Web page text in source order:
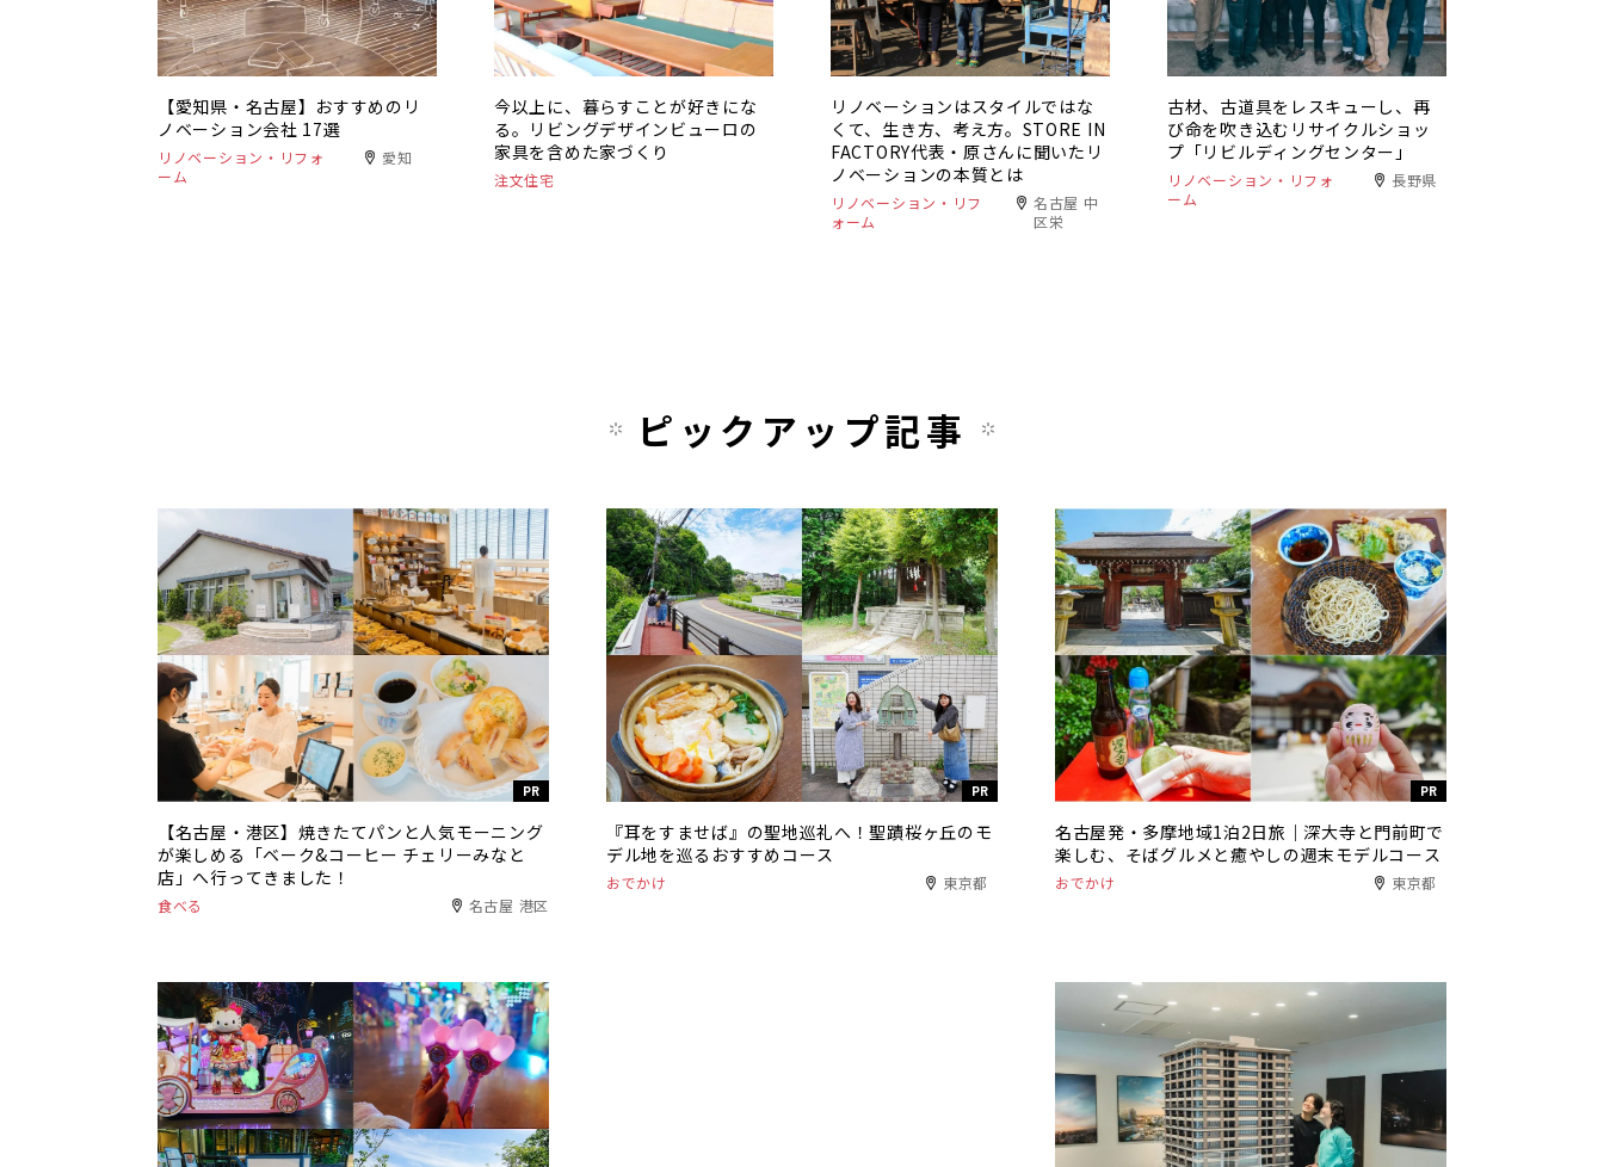
【愛知県・名古屋】おすすめのリ
ノベーション会社 17選
リノベーション・リフォ
ーム
愛知
今以上に、暮らすことが好きにな
る。リビングデザインビューロの
家具を含めた家づくり
注文住宅
リノベーションはスタイルではな
くて、生き方、考え方。STORE IN
FACTORY代表・原さんに聞いたリ
ノベーションの本質とは
リノベーション・リフ
ォーム
名古屋 中
区栄
古材、古道具をレスキューし、再
び命を吹き込むリサイクルショッ
プ「リビルディングセンター」
リノベーション・リフォ
ーム
長野県
ピックアップ記事
PR
【名古屋・港区】焼きたてパンと人気モーニング
が楽しめる「ベーク&コーヒー チェリーみなと
店」へ行ってきました！
食べる 名古屋 港区
PR
『耳をすませば』の聖地巡礼へ！聖蹟桜ヶ丘のモ
デル地を巡るおすすめコース
おでかけ 東京都
PR
名古屋発・多摩地域1泊2日旅｜深大寺と門前町で
楽しむ、そばグルメと癒やしの週末モデルコース
おでかけ 東京都